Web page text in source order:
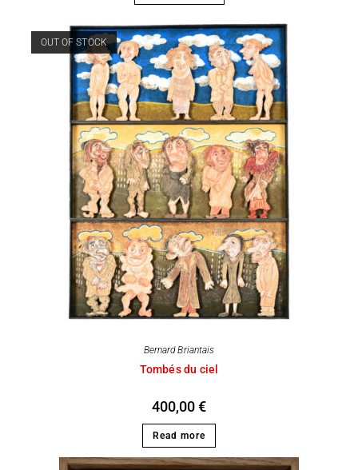
OUT OF STOCK
Bernard Briantais
Tombés du ciel
400,00€
Read more